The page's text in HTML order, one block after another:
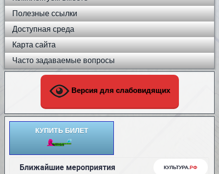
Полезные ссылки
Доступная среда
Карта сайта
Часто задаваемые вопросы
Версия для слабовидящих
КУПИТЬ БИЛЕТ